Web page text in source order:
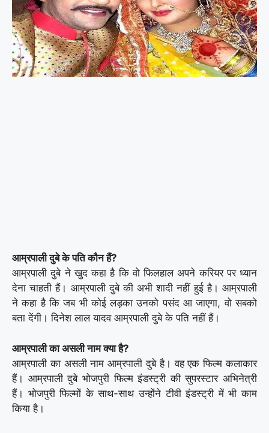
आम्रपाली दुबे के पति कौन हैं?
आम्रपाली दुबे ने खुद कहा है कि वो फिलहाल अपने करियर पर ध्यान
देना चाहती हैं। आम्रपाली दुबे की अभी शादी नहीं हुई है। आम्रपाली
ने कहा है कि जब भी कोई लड़का उनको पसंद आ जाएगा, वो सबको
बता देंगी। दिनेश लाल यादव आम्रपाली दुबे के पति नहीं हैं।
आम्रपाली का असली नाम क्या है?
आम्रपाली का असली नाम आम्रपाली दुबे है। वह एक फिल्म कलाकार
हैं। आम्रपाली दुबे भोजपुरी फिल्म इंडस्ट्री की सुपरस्टार अभिनेत्री
हैं। भोजपुरी फिल्मों के साथ-साथ उन्होंने टीवी इंडस्ट्री में भी काम
किया है।